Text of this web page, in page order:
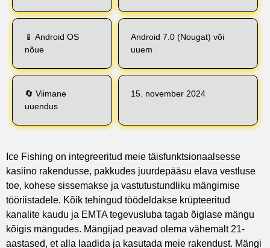
📱 Android OS
nõue
Android 7.0 (Nougat) või
uuem
🔄 Viimane
uuendus
15. november 2024
Ice Fishing on integreeritud meie täisfunktsionaalsesse
kasiino rakendusse, pakkudes juurdepääsu elava vestluse
toe, kohese sissemakse ja vastutustundliku mängimise
tööriistadele. Kõik tehingud töödeldakse krüpteeritud
kanalite kaudu ja EMTA tegevusluba tagab õiglase mängu
kõigis mängudes. Mängijad peavad olema vähemalt 21-
aastased, et alla laadida ja kasutada meie rakendust. Mängi